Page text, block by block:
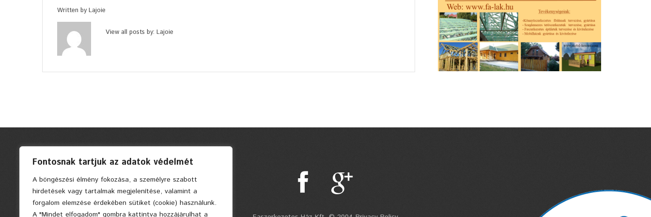
Fontosnak tartjuk az adatok védelmét
A böngészési élmény fokozása, a személyre szabott
hirdetések vagy tartalmak megjelenítése, valamint a
forgalom elemzése érdekében sütiket (cookie) használunk.
A "Mindet elfogadom" gombra kattintva hozzájárulhat a
Written by Lajoie
View all posts by: Lajoie